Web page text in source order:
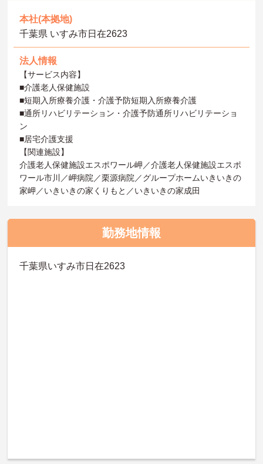
本社(本拠地)
千葉県 いすみ市日在2623
法人情報
【サービス内容】
■介護老人保健施設
■短期入所療養介護・介護予防短期入所療養介護
■通所リハビリテーション・介護予防通所リハビリテーショ
ン
■居宅介護支援
【関連施設】
介護老人保健施設エスポワール岬／介護老人保健施設エスポ
ワール市川／岬病院／栗源病院／グループホームいきいきの
家岬／いきいきの家くりもと／いきいきの家成田
勤務地情報
千葉県いすみ市日在2623